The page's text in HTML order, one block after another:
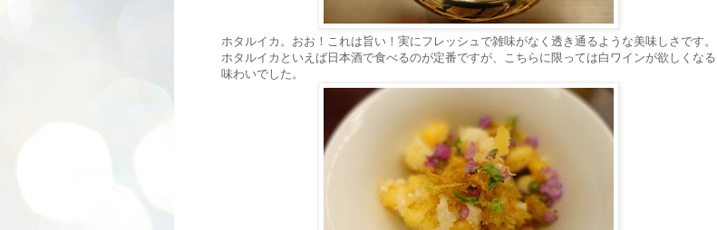
ホタルイカ。おお！これは旨い！実にフレッシュで雑味がなく透き通るような美味しさです。
ホタルイカといえば日本酒で食べるのが定番ですが、こちらに限っては白ワインが欲しくなる
味わいでした。